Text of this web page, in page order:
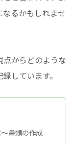
るかもしれませ
からどのような
しています。
書類の作成